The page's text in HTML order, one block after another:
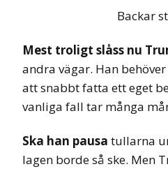
Backar
Mest troligt slåss nu
andra vägar. Han
att snabbt fatta ett eget
vanliga fall tar många
Ska han pausa tullarna
lagen borde så ske. Men